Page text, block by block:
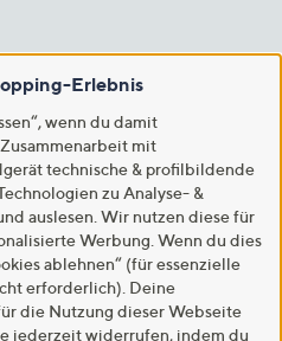
Erlebnis
wenn du damit
mit
technische & profilbildende
zu Analyse- &
auslesen. Wir nutzen diese für
Werbung. Wenn du dies
ablehnen“ (für essenzielle
erforderlich). Deine
die Nutzung dieser Webseite
jederzeit widerrufen, indem du